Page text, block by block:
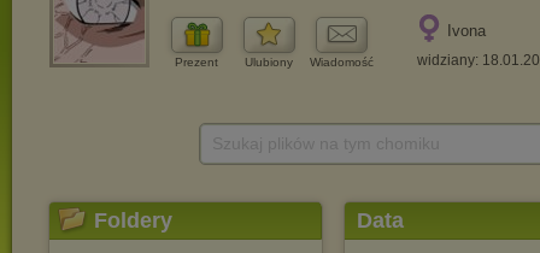
Prezent Ulubiony Wiadomość
Ivona
widziany:
Foldery Data